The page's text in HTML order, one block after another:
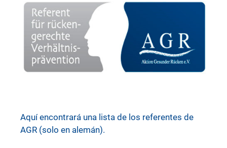
Aquí encontrará una lista de los referentes de
AGR (solo en alemán).